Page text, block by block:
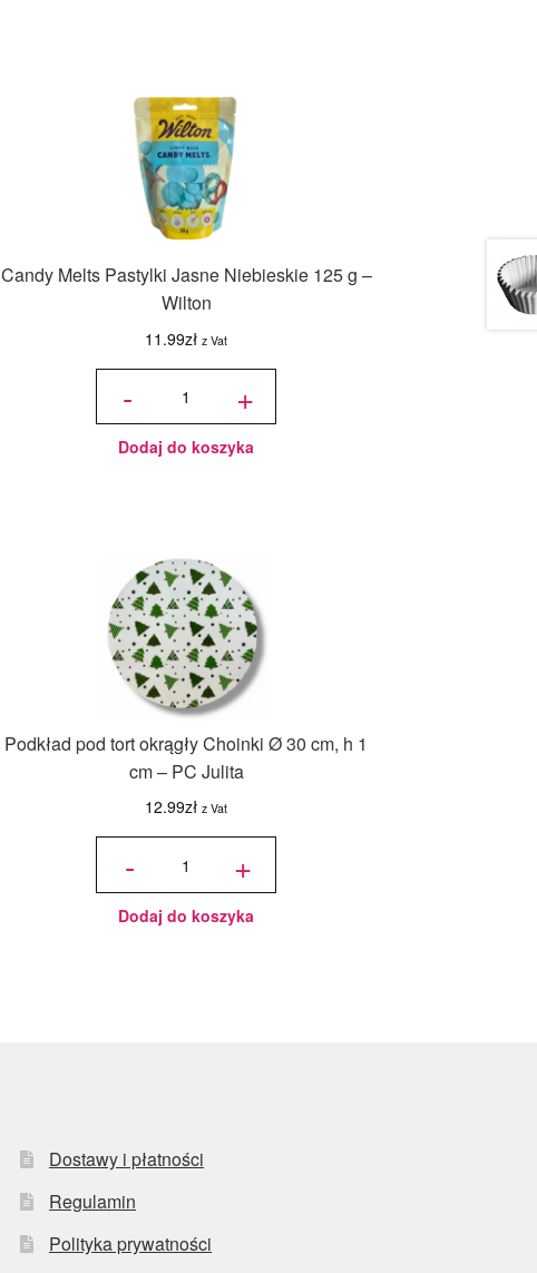
Candy Melts Pastylki Jasne Niebieskie 125 g –
Wilton
11.99zł z Vat
-
ilość
Pastylki
Jasne
125 g -
Wilton
+
Dodaj do koszyka
Podkład pod tort okrągły Choinki Ø 30 cm, h 1
cm – PC Julita
12.99zł z Vat
-
ilość
okrągły
Choinki
cm, h 1
cm - PC
+
Dodaj do koszyka
Dostawy i płatności
Regulamin
Polityka prywatności